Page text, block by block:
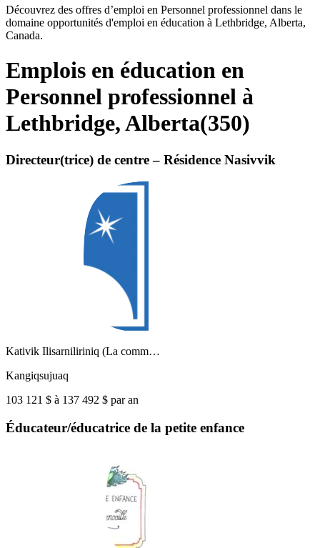
Découvrez des offres d’emploi en Personnel professionnel dans le
domaine opportunités d'emploi en éducation à Lethbridge, Alberta,
Canada.
Emplois en éducation en
Personnel professionnel à
Lethbridge, Alberta(350)
Directeur(trice) de centre – Résidence Nasivvik
Kativik Ilisarniliriniq (La comm…
Kangiqsujuaq
103 121 $ à 137 492 $ par an
Éducateur/éducatrice de la petite enfance